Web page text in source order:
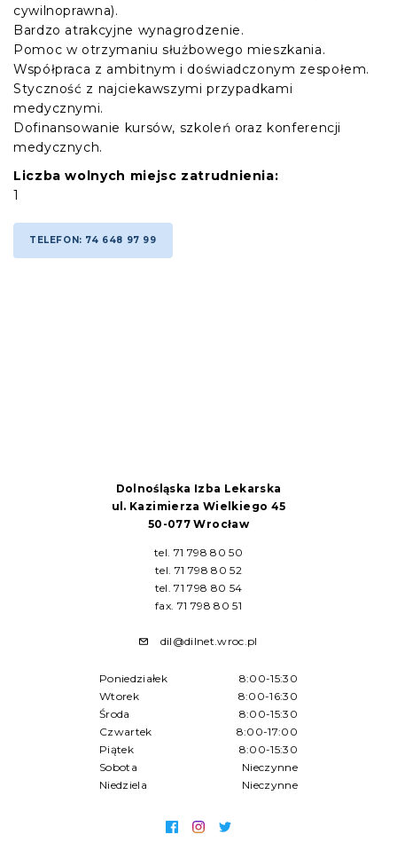
cywilnoprawna).
Bardzo atrakcyjne wynagrodzenie.
Pomoc w otrzymaniu służbowego mieszkania.
Współpraca z ambitnym i doświadczonym zespołem.
Styczność z najciekawszymi przypadkami
medycznymi.
Dofinansowanie kursów, szkoleń oraz konferencji
medycznych.
Liczba wolnych miejsc zatrudnienia:
1
TELEFON: 74 648 97 99
Dolnośląska Izba Lekarska
ul. Kazimierza Wielkiego 45
50-077 Wrocław
tel. 71 798 80 50
tel. 71 798 80 52
tel. 71 798 80 54
fax. 71 798 80 51
dil@dilnet.wroc.pl
Poniedziałek
8:00-15:30
Wtorek
8:00-16:30
Środa
8:00-15:30
Czwartek
8:00-17:00
Piątek
8:00-15:30
Sobota
Nieczynne
Niedziela
Nieczynne